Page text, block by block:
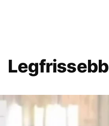
Legfrissebb